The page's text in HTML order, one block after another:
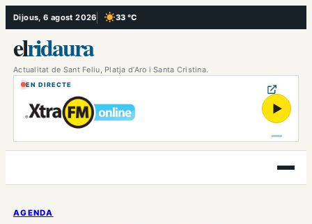
Vés
al
contingut
Dijous, 6 agost 2026 33 °C
, Cel serè
elridaura
Actualitat de Sant Feliu, Platja d’Aro i Santa Cristina.
EN DIRECTE
▶
Obre
el
AGENDA